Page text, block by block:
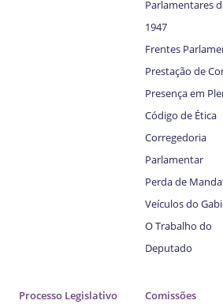
Parlamentares
1947
Frentes
Prestação de
Presença em
Código de Ética
Corregedoria
Parlamentar
Perda de
Veículos do
O Trabalho do
Deputado
Processo Legislativo
Comissões